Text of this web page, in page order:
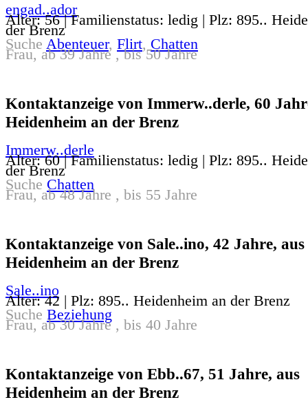
engad..ador
Alter: 56 | Familienstatus: ledig | Plz: 895..
der Brenz
Suche Abenteuer, Flirt, Chatten
Frau, ab 39 Jahre , bis 50 Jahre
Kontaktanzeige von Immerw..derle, 60
Heidenheim an der Brenz
Immerw..derle
Alter: 60 | Familienstatus: ledig | Plz: 895..
der Brenz
Suche Chatten
Frau, ab 48 Jahre , bis 55 Jahre
Kontaktanzeige von Sale..ino, 42 Jahre, aus
Heidenheim an der Brenz
Sale..ino
Alter: 42 | Plz: 895.. Heidenheim an der Brenz
Suche Beziehung
Frau, ab 30 Jahre , bis 40 Jahre
Kontaktanzeige von Ebb..67, 51 Jahre, aus
Heidenheim an der Brenz